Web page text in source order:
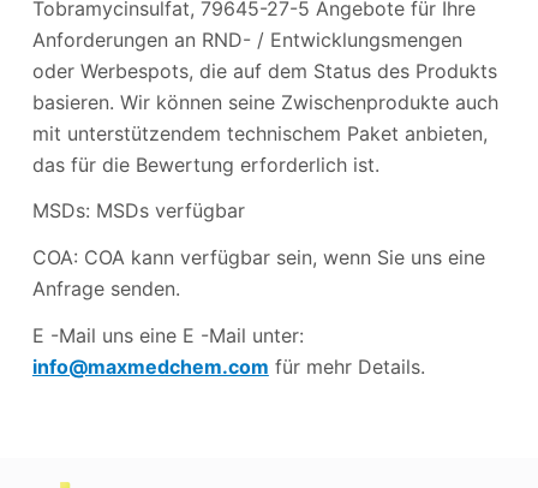
Tobramycinsulfat, 79645-27-5 Angebote für Ihre
Anforderungen an RND- / Entwicklungsmengen
oder Werbespots, die auf dem Status des Produkts
basieren. Wir können seine Zwischenprodukte auch
mit unterstützendem technischem Paket anbieten,
das für die Bewertung erforderlich ist.
MSDs: MSDs verfügbar
COA: COA kann verfügbar sein, wenn Sie uns eine
Anfrage senden.
E -Mail uns eine E -Mail unter:
info@maxmedchem.com für mehr Details.